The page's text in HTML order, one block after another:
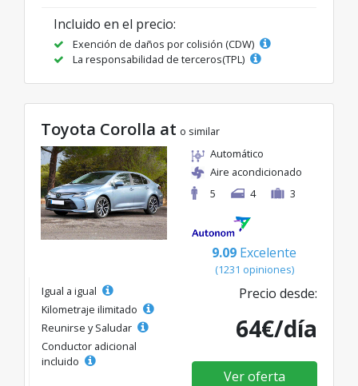
Incluido en el precio:
Exención de daños por colisión (CDW)
La responsabilidad de terceros(TPL)
Toyota Corolla at o similar
Automático
Aire acondicionado
5
4 3
9.09 Excelente
(1231 opiniones)
Igual a igual
Kilometraje ilimitado
Reunirse y Saludar
Conductor adicional
incluido
Precio desde:
64€/día
Ver oferta